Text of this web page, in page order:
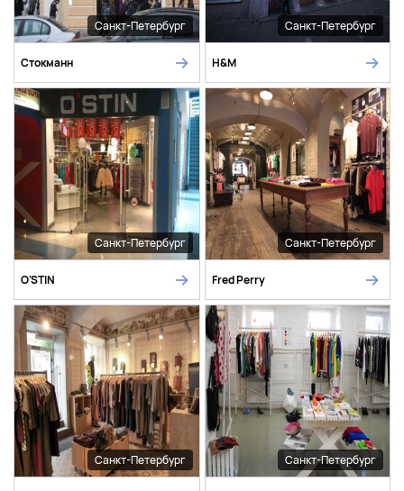
Санкт-Петербург
Стокманн
Санкт-Петербург
H&M
Санкт-Петербург
O'STIN
Санкт-Петербург
Fred Perry
Санкт-Петербург Санкт-Петербург